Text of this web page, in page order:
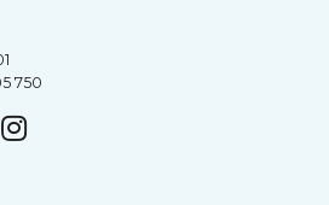
750